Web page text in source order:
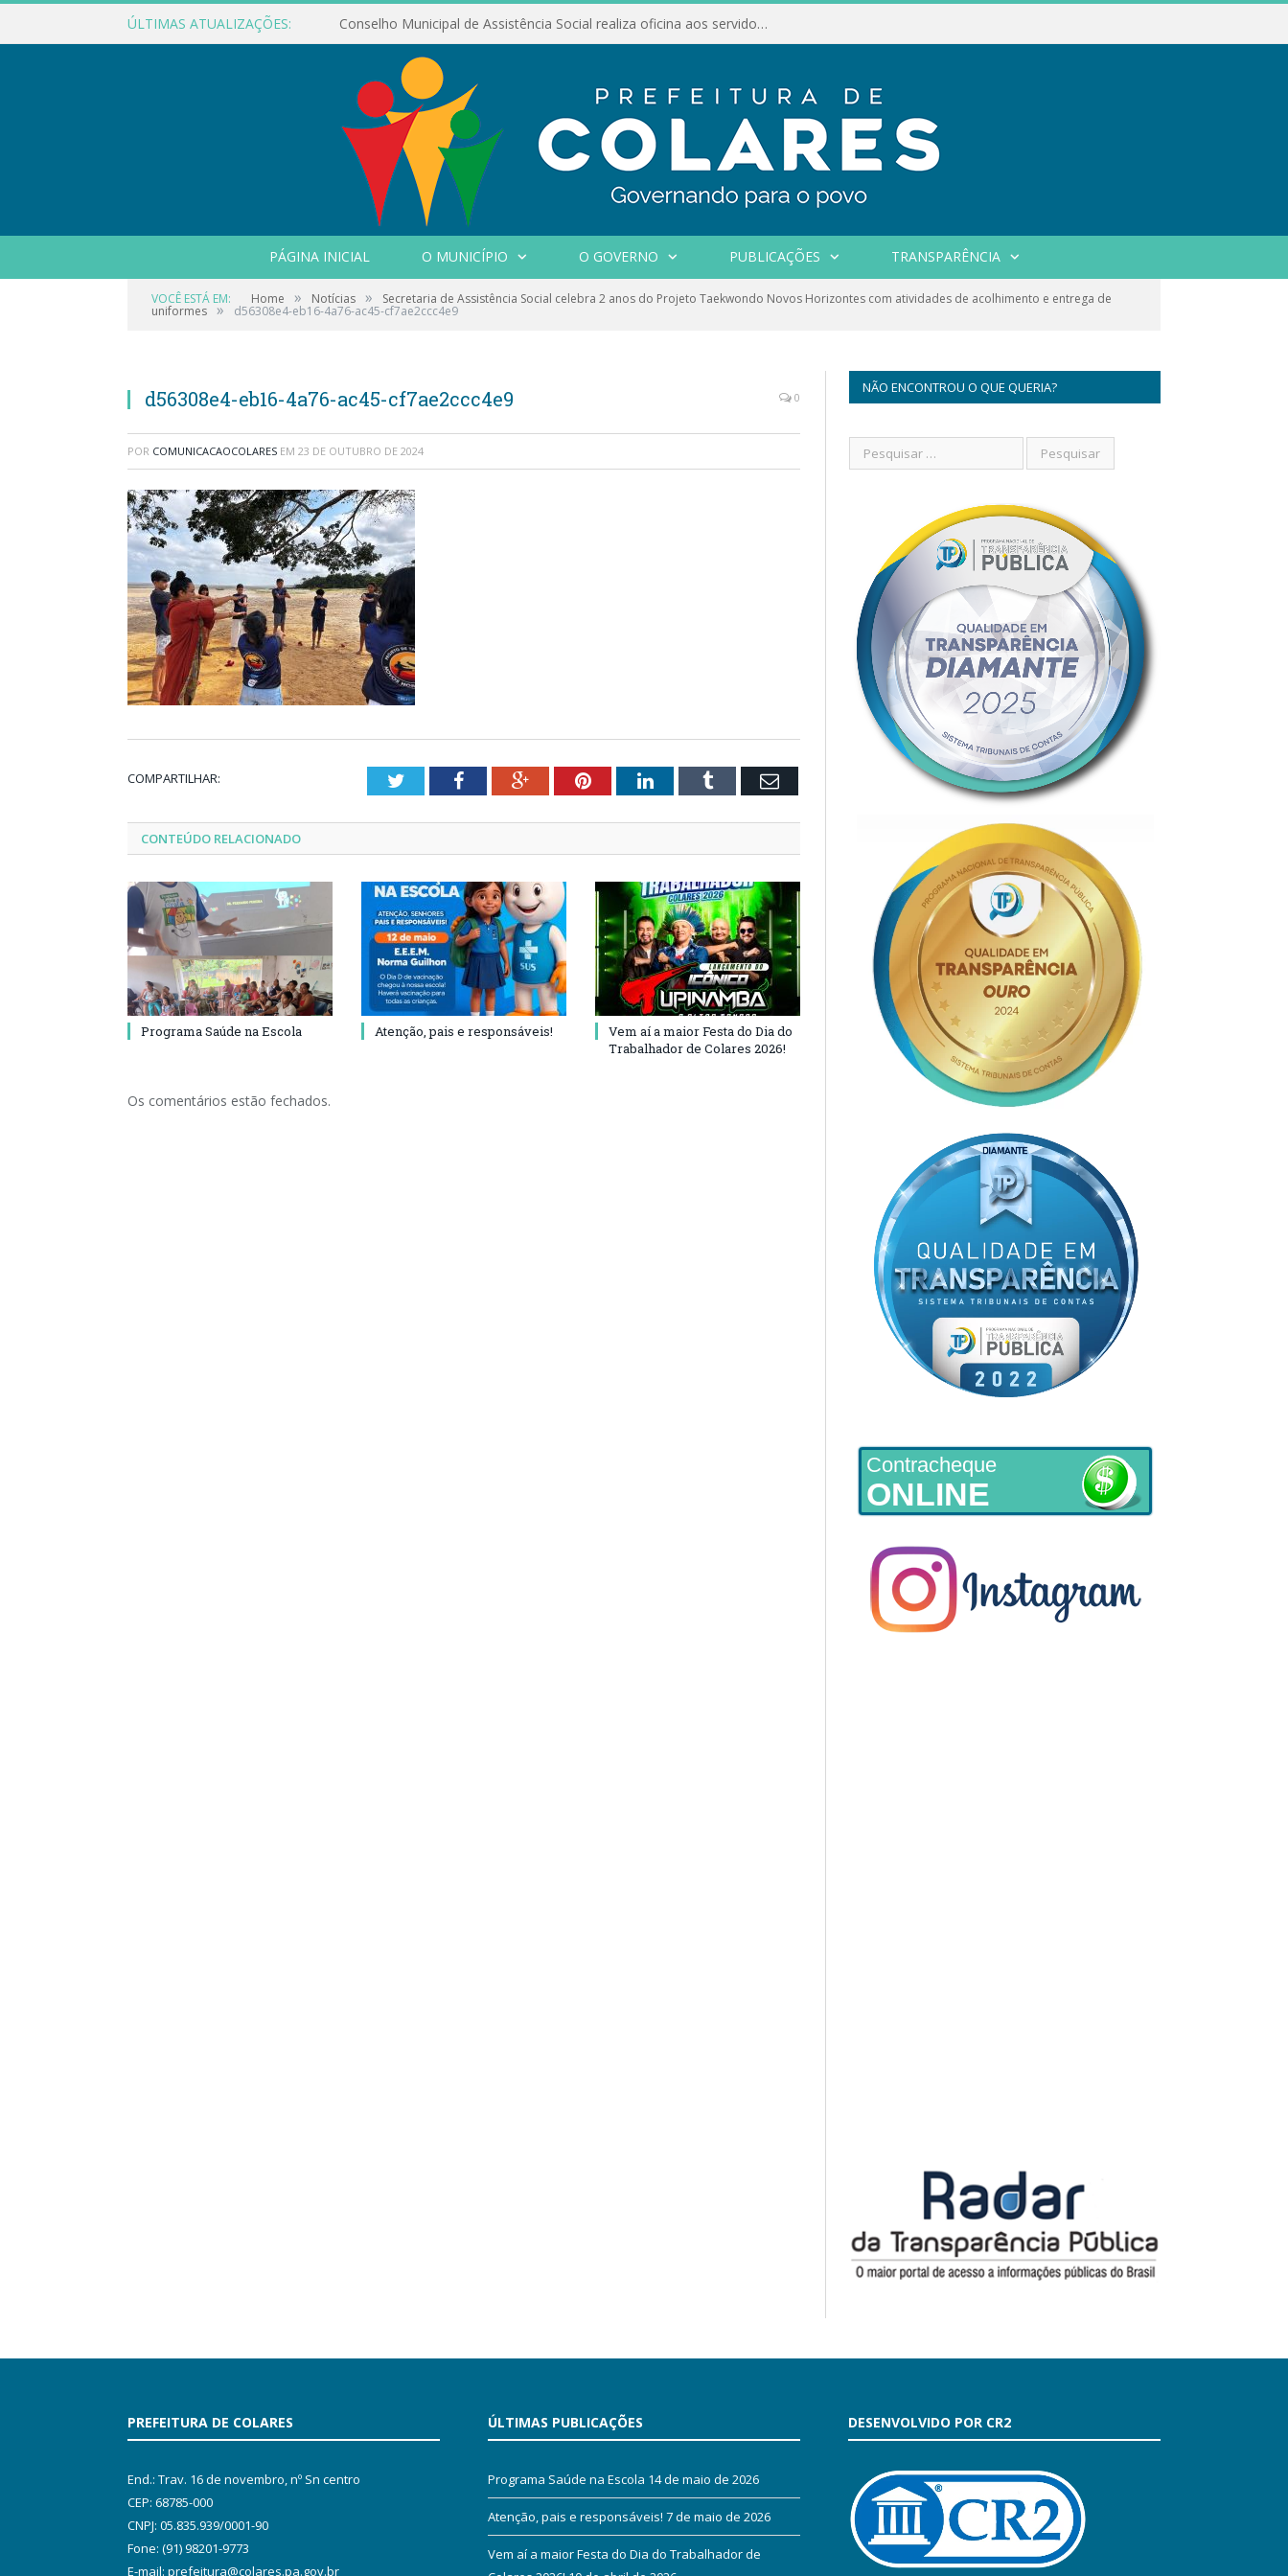
ÚLTIMAS ATUALIZAÇÕES: Conselho Municipal de Assistência Social realiza oficina aos servidores
PÁGINA INICIAL O MUNICÍPIO O GOVERNO PUBLICAÇÕES TRANSPARÊNCIA
VOCÊ ESTÁ EM: Home » Notícias » Secretaria de Assistência Social celebra 2 anos do Projeto Taekwondo Novos Horizontes com atividades de acolhimento e entrega de
uniformes » d56308e4-eb16-4a76-ac45-cf7ae2ccc4e9
d56308e4-eb16-4a76-ac45-cf7ae2ccc4e9 0
POR COMUNICACAOCOLARES EM 23 DE OUTUBRO DE 2024
COMPARTILHAR: TwitterFacebookGoogle+PinterestLinkedInTumblr Email
CONTEÚDO RELACIONADO
Programa Saúde na Escola Atenção, pais e responsáveis!
Vem aí a maior Festa do Dia do
Trabalhador de Colares 2026!
Os comentários estão fechados.
NÃO ENCONTROU O QUE QUERIA?
Contracheque
ONLINE
PREFEITURA DE COLARES
End.: Trav. 16 de novembro, nº Sn centro
CEP: 68785-000
CNPJ: 05.835.939/0001-90
Fone: (91) 98201-9773
E-mail: prefeitura@colares.pa.gov.br
ÚLTIMAS PUBLICAÇÕES
Programa Saúde na Escola 14 de maio de 2026
Atenção, pais e responsáveis! 7 de maio de 2026
Vem aí a maior Festa do Dia do Trabalhador de
DESENVOLVIDO POR CR2